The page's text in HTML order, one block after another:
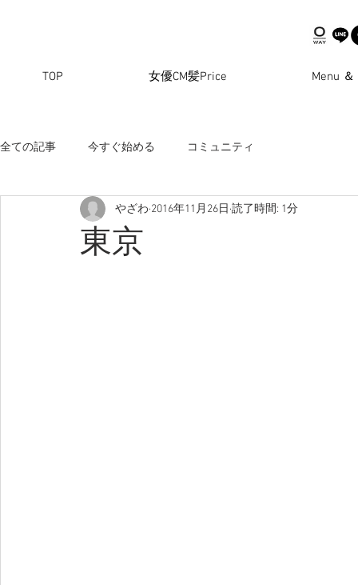
TOP 女優CM髪Price Menu
全ての記事 今すぐ始める コミュニティ
東京
やざわ 2016年11月26日 読了時間: 1分